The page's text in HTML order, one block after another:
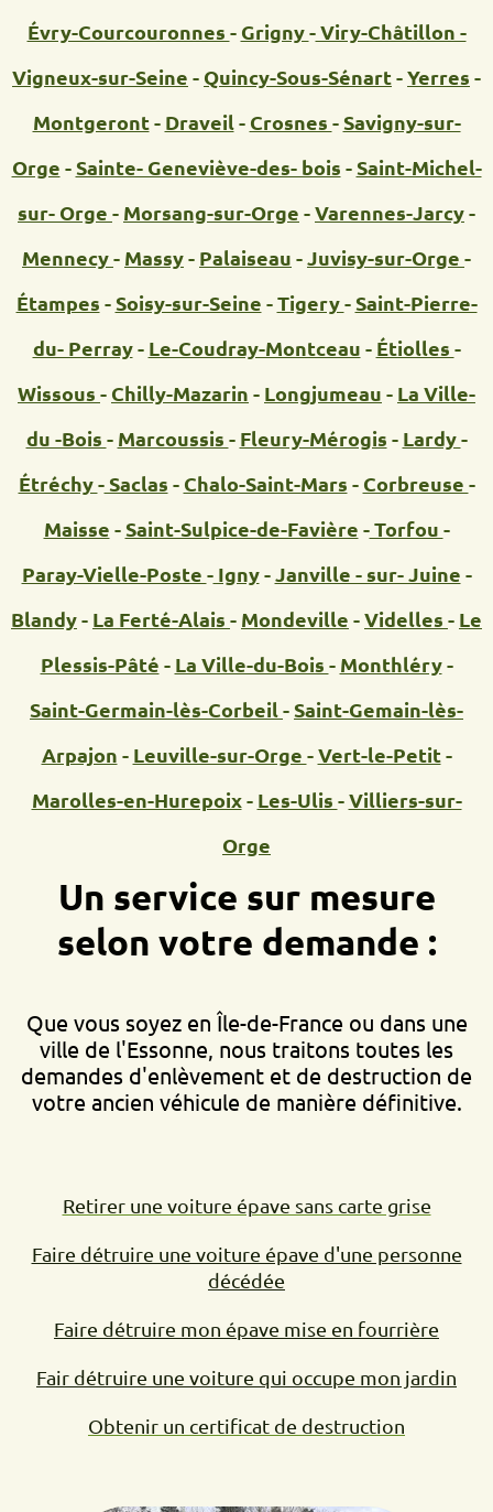
Évry-Courcouronnes - Grigny-Viry-Châtillon -
Vigneux-sur-Seine - Quincy-Sous-Sénart-Yerres -
Montgeront- Draveil- Crosnes -Savigny-sur-
Orge -Sainte- Geneviève-des- bois -Saint-Michel-
sur- Orge - Morsang-sur-Orge -Varennes-Jarcy-
Mennecy- Massy- Palaiseau -Juvisy-sur-Orge -
Étampes -Soisy-sur-Seine -Tigery-Saint-Pierre-
du- Perray- Le-Coudray-Montceau - Étiolles -
Wissous - Chilly-Mazarin - Longjumeau - La Ville-
du -Bois - Marcoussis - Fleury-Mérogis - Lardy-
Étréchy-Saclas - Chalo-Saint-Mars - Corbreuse -
Maisse -Saint-Sulpice-de-Favière -Torfou -
Paray-Vielle-Poste -Igny-Janville - sur- Juine -
Blandy- La Ferté-Alais - Mondeville -Videlles - Le
Plessis-Pâté - La Ville-du-Bois - Monthléry-
Saint-Germain-lès-Corbeil-Saint-Gemain-lès-
Arpajon - Leuville-sur-Orge -Vert-le-Petit-
Marolles-en-Hurepoix- Les-Ulis -Villiers-sur-
Orge
Un service sur mesure
selon votre demande :
Que vous soyez en Île-de-France ou dans une
ville de l'Essonne, nous traitons toutes les
demandes d'enlèvement et de destruction de
votre ancien véhicule de manière définitive.
Retirer une voiture épave sans carte grise
Faire détruire une voiture épave d'une personne
décédée
Faire détruire mon épave mise en fourrière
Fair détruire une voiture qui occupe mon jardin
Obtenir un certificat de destruction